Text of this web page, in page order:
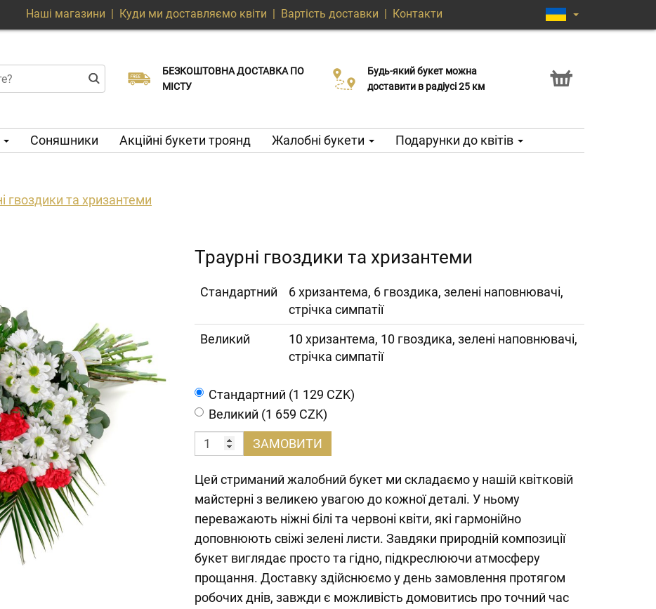
Наші магазини | Куди ми доставляємо квіти | Вартість доставки | Контакти
БЕЗКОШТОВНА ДОСТАВКА ПО
МІСТУ
Доставка в той же день доступна
Виберіть дату доставки
Будь-який букет можна
доставити в радіусі 25 км
Послуга Click & Collect
Соняшники Акційні букети троянд Жалобні букети Подарунки до квітів
гвоздики та хризантеми
Траурні гвоздики та хризантеми
Cтандартний
6 хризантема, 6 гвоздика, зелені наповнювачі,
стрічка симпатії
Великий
10 хризантема, 10 гвоздика, зелені наповнювачі,
стрічка симпатії
Cтандартний (1 129 CZK)
Великий (1 659 CZK)
ЗАМОВИТИ
Цей стриманий жалобний букет ми складаємо у нашій квітковій
майстерні з великею увагою до кожної деталі. У ньому
переважають ніжні білі та червоні квіти, які гармонійно
доповнюють свіжі зелені листи. Завдяки природній композиції
букет виглядає просто та гідно, підкреслюючи атмосферу
прощання. Доставку здійснюємо у день замовлення протягом
робочих днів, завжди є можливість домовитись про точний час